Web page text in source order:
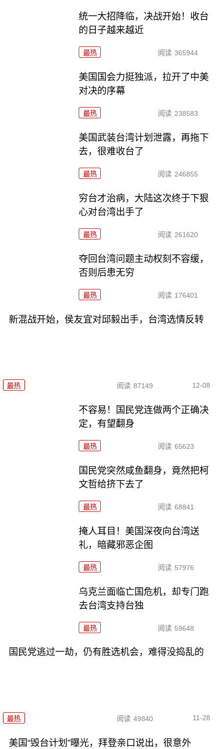
统一大招降临，决战开始！收台
的日子越来越近
最热 阅读 365944
美国国会力挺独派，拉开了中美
对决的序幕
最热 阅读 238583
美国武装台湾计划泄露，再拖下
去，很难收台了
最热 阅读 246855
穷台才治病，大陆这次终于下狠
心对台湾出手了
最热 阅读 261620
夺回台湾问题主动权刻不容缓，
否则后患无穷
最热 阅读 176401
新混战开始，侯友宜对邱毅出手，台湾选情反转
最热 阅读 87149 12-08
不容易！国民党连做两个正确决
定，有望翻身
最热 阅读 65623
国民党突然咸鱼翻身，竟然把柯
文哲给挤下去了
最热 阅读 68841
掩人耳目！美国深夜向台湾送
礼，暗藏邪恶企图
最热 阅读 57976
乌克兰面临亡国危机，却专门跑
去台湾支持台独
最热 阅读 59648
国民党逃过一劫，仍有胜选机会，难得没捣乱的
最热 阅读 49840 11-28
美国“毁台计划”曝光，拜登亲口说出，很意外